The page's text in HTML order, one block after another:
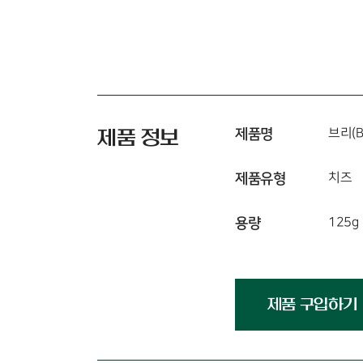
제품 정보 제품명 브리
제품유형 치즈
용량 125g
제품 구입하기